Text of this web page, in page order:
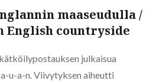
maaseudulla /
English countryside
julkaisua
u-a-n. Viivytyksen aiheutti